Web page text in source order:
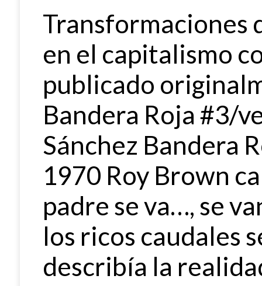
Transformaciones
en el capitalismo
publicado
Bandera Roja #3/
Sánchez Bandera
1970 Roy Brown
padre se va…, se
los ricos caudales
describía la